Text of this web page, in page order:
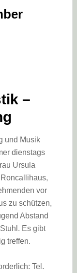
–
und Musik
dienstags
Ursula
vor
zu schützen,
Abstand
Es gibt
treffen.
Tel.